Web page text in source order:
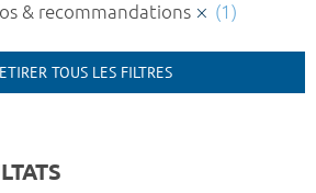
& recommandations (1)
TOUS LES FILTRES